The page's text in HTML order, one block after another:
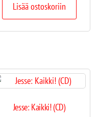
Lisää ostoskoriin
Jesse: Kaikki! (CD)